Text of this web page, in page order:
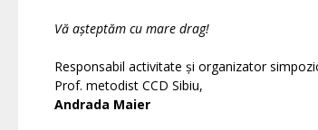
Vă așteptăm cu mare drag!
Responsabil activitate și organizator
Prof. metodist CCD Sibiu,
Andrada Maier